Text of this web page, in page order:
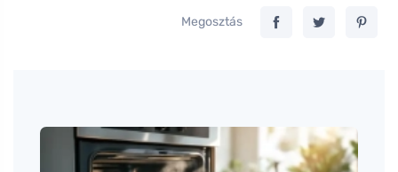
Megosztás